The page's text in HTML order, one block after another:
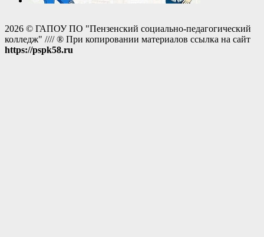
2026 © ГАПОУ ПО "Пензенский социально-педагогический
колледж" //// ® При копировании материалов ссылка на сайт
https://pspk58.ru